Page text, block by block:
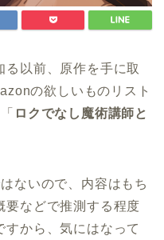
以前、原作を手に取
の欲しいものリスト
ロクでなし魔術講師と
ないので、内容はもち
要などで推測する程度
すから、気にはなって